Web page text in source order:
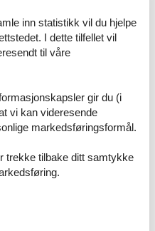
ein Wohnhaus mit
und einen großen
aber auch für
zwei Personen, jede weitere
mehr.
gibt es 12 Zimmer, vier davon
ein.
angenehmes Ambiente für
und ganz neu.
inn statistikk vil du hjelpe
I dette tilfellet vil
til våre
gir du (i
vi kan videresende
markedsføringsformål.
trekke tilbake ditt samtykke